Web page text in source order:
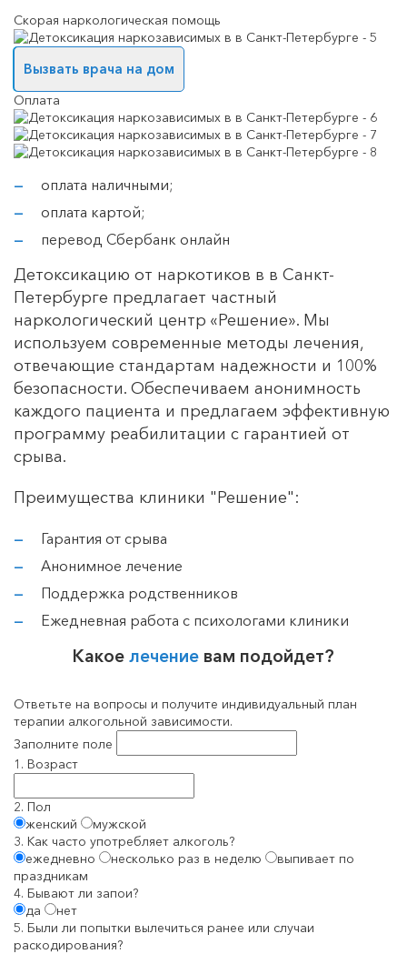
Скорая наркологическая помощь
Вызвать врача на дом
Оплата
оплата наличными;
оплата картой;
перевод Сбербанк онлайн
Детоксикацию от наркотиков в в Санкт-
Петербурге предлагает частный
наркологический центр «Решение». Мы
используем современные методы лечения,
отвечающие стандартам надежности и 100%
безопасности. Обеспечиваем анонимность
каждого пациента и предлагаем эффективную
программу реабилитации с гарантией от
срыва.
Преимущества клиники "Решение":
Гарантия от срыва
Анонимное лечение
Поддержка родственников
Ежедневная работа с психологами клиники
Какое лечение вам подойдет?
Ответьте на вопросы и получите индивидуальный план
терапии алкогольной зависимости.
Заполните поле
1. Возраст
2. Пол
женский
мужской
3. Как часто употребляет алкоголь?
ежедневно
несколько раз в неделю
выпивает по
праздникам
4. Бывают ли запои?
да
нет
5. Были ли попытки вылечиться ранее или случаи
раскодирования?